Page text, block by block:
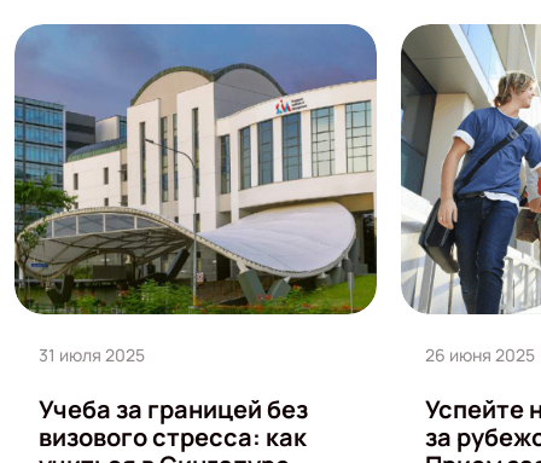
31 июля 2025
Учеба за границей без
визового стресса: как
26 июня 2025
Успейте
за